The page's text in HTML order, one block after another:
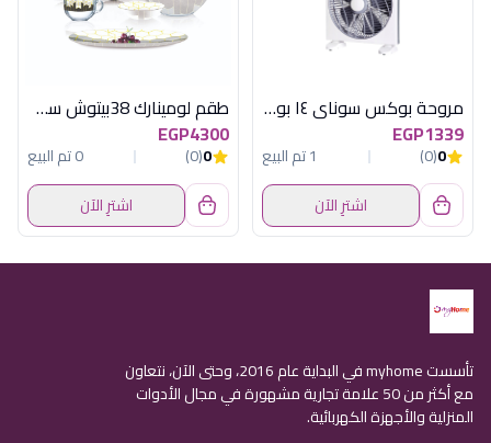
مروحة بوكس سوناي ١٤ بوصة - 70 وات، 3 اوضاع سرعة - MAR-3014
EGP1339
0
(0)
1 تم البيع
اشترِ الآن
طقم لومينارك 38بيتوش سويت لاين سودو جراى
EGP4300
0
(0)
0 تم البيع
اشترِ الآن
تأسست myhome في البداية عام 2016، وحتى الآن، نتعاون
مع أكثر من 50 علامة تجارية مشهورة في مجال الأدوات
المنزلية والأجهزة الكهربائية.